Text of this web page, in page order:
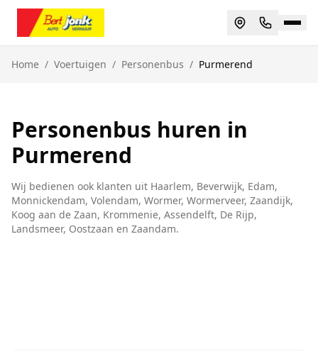
Home / Voertuigen / Personenbus / Purmerend
Personenbus huren in
Purmerend
Wij bedienen ook klanten uit Haarlem, Beverwijk, Edam,
Monnickendam, Volendam, Wormer, Wormerveer, Zaandijk,
Koog aan de Zaan, Krommenie, Assendelft, De Rijp,
Landsmeer, Oostzaan en Zaandam.